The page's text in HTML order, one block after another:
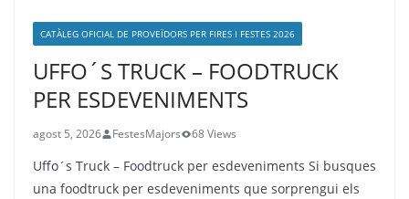
CATÀLEG OFICIAL DE PROVEÏDORS PER FIRES I FESTES 2026
UFFO´S TRUCK – FOODTRUCK
PER ESDEVENIMENTS
agost 5, 2026 FestesMajors 68 Views
Uffo´s Truck – Foodtruck per esdeveniments Si busques
una foodtruck per esdeveniments que sorprengui els